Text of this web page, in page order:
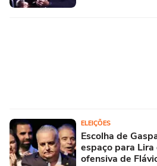
ELEIÇÕES
Escolha de
espaço para
ofensiva de